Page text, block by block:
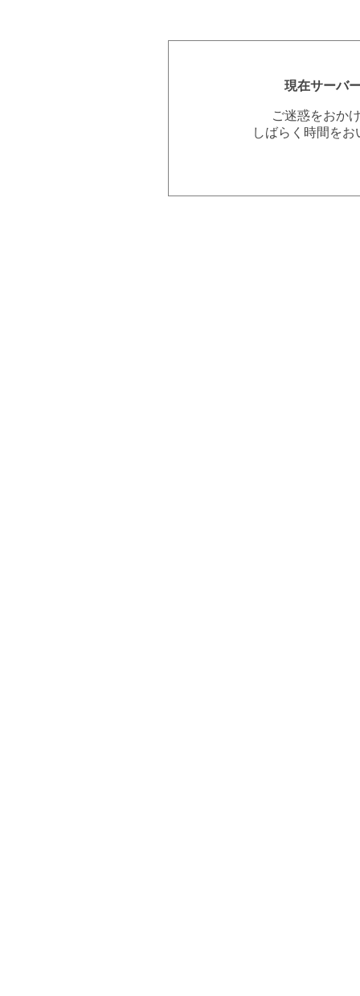
現在サーバ
ご迷惑をおか
しばらく時間を